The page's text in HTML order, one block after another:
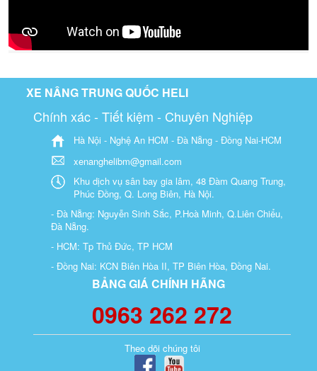
XE NÂNG TRUNG QUỐC HELI
Chính xác - Tiết kiệm - Chuyên Nghiệp
Hà Nội - Nghệ An HCM - Đà Nẵng - Đồng Nai-HCM
xenanghelibm@gmail.com
Khu dịch vụ sân bay gia lâm, 48 Đàm Quang Trung,
Phúc Đồng, Q. Long Biên, Hà Nội.
- Đà Nẵng: Nguyễn Sinh Sắc, P.Hoà Minh, Q.Liên Chiểu,
Đà Nẵng.
- HCM: Tp Thủ Đức, TP HCM
- Đồng Nai: KCN Biên Hòa II, TP Biên Hòa, Đồng Nai.
BẢNG GIÁ CHÍNH HÃNG
0963 262 272
Theo dõi chúng tôi